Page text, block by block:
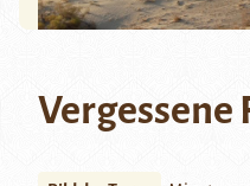
Vergessene